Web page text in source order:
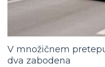
V množičnem
dva zabodena